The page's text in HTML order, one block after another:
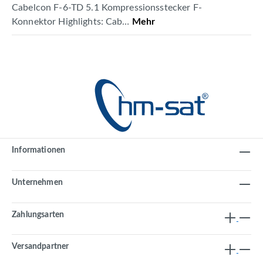
Cabelcon F-6-TD 5.1 Kompressionsstecker F-
Konnektor Highlights: Cab… Mehr
Informationen
Unternehmen
Zahlungsarten
Versandpartner